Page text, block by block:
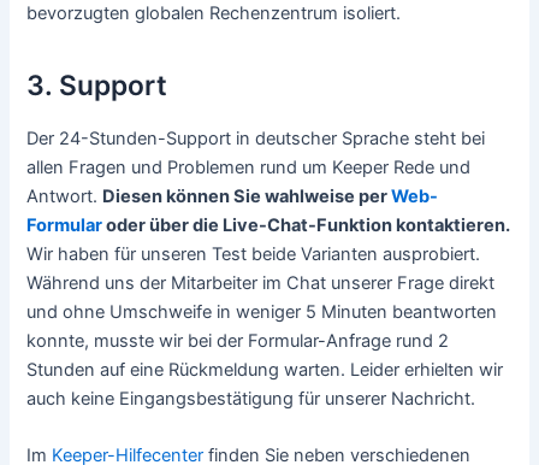
bevorzugten globalen Rechenzentrum isoliert.
3. Support
Der 24-Stunden-Support in deutscher Sprache steht bei
allen Fragen und Problemen rund um Keeper Rede und
Antwort. Diesen können Sie wahlweise perWeb-
Formularoder über die Live-Chat-Funktion kontaktieren.
Wir haben für unseren Test beide Varianten ausprobiert.
Während uns der Mitarbeiter im Chat unserer Frage direkt
und ohne Umschweife in weniger 5 Minuten beantworten
konnte, musste wir bei der Formular-Anfrage rund 2
Stunden auf eine Rückmeldung warten. Leider erhielten wir
auch keine Eingangsbestätigung für unserer Nachricht.
Im Keeper-Hilfecenter finden Sie neben verschiedenen